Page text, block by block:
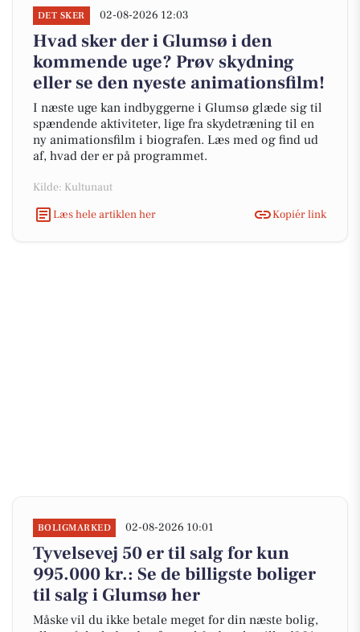
DET SKER 02-08-2026 12:03
Hvad sker der i Glumsø i den
kommende uge? Prøv skydning
eller se den nyeste animationsfilm!
I næste uge kan indbyggerne i Glumsø glæde sig til
spændende aktiviteter, lige fra skydetræning til en
ny animationsfilm i biografen. Læs med og find ud
af, hvad der er på programmet.
Kilde: Kultunaut
Læs hele artiklen her
Kopiér link
BOLIGMARKED 02-08-2026 10:01
Tyvelsevej 50 er til salg for kun
995.000 kr.: Se de billigste boliger
til salg i Glumsø her
Måske vil du ikke betale meget for din næste bolig,